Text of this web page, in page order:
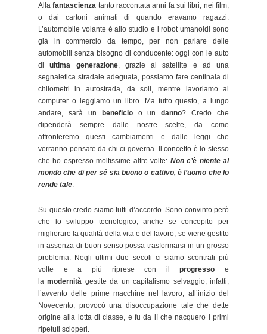
Allafantascienza tanto raccontata anni fa sui libri, nei film,
o dai cartoni animati di quando eravamo ragazzi.
L’automobile volante è allo studio e i robot umanoidi sono
già in commercio da tempo, per non parlare delle
automobili senza bisogno di conducente: oggi con le auto
diultima generazione, grazie al satellite e ad una
segnaletica stradale adeguata, possiamo fare centinaia di
chilometri in autostrada, da soli, mentre lavoriamo al
computer o leggiamo un libro. Ma tutto questo, a lungo
andare, sarà un beneficioo undanno? Credo che
dipenderà sempre dalle nostre scelte, da come
affronteremo questi cambiamenti e dalle leggi che
verranno pensate da chi ci governa. Il concetto è lo stesso
che ho espresso moltissime altre volte: Non c’è niente al
mondo che di per sé sia buono o cattivo, è l’uomo che lo
rende tale.
Su questo credo siamo tutti d’accordo. Sono convinto però
che lo sviluppo tecnologico, anche se concepito per
migliorare la qualità della vita e del lavoro, se viene gestito
in assenza di buon senso possa trasformarsi in un grosso
problema. Negli ultimi due secoli ci siamo scontrati più
volte e a più riprese con ilprogresso e
lamodernità gestite da un capitalismo selvaggio, infatti,
l’avvento delle prime macchine nel lavoro, all’inizio del
Novecento, provocò una disoccupazione tale che dette
origine alla lotta di classe, e fu da lì che nacquero i primi
ripetuti scioperi.